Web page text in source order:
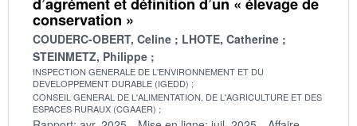
conservation »
COUDERC-OBERT, Celine
LHOTE, Catherine
STEINMETZ, Philippe
INSPECTION GENERALE DE L'ENVIRONNEMENT ET DU
DEVELOPPEMENT DURABLE (IGEDD)
CONSEIL GENERAL DE L'ALIMENTATION, DE L'AGRICULTURE ET DES
ESPACES RURAUX (CGAAER)